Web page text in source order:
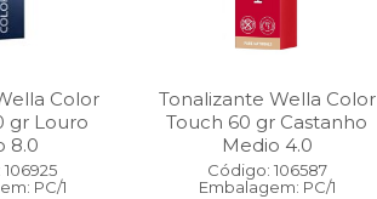
Color
gr Louro
8.0
PC/1
Tonalizante Wella Color
Touch 60 gr Castanho
Medio 4.0
Código: 106587
Embalagem: PC/1